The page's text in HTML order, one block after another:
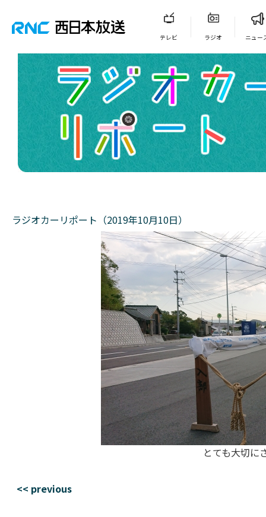
テレビ ラジオ ニュー
ラジオカーリポート（2019年10月10日）
とても大切に
<< previous